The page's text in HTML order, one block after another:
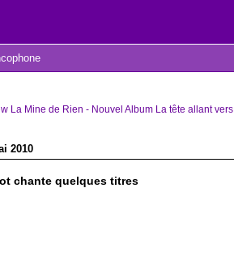
La Mine de Rien - Nouvel Album La tête allant vers
2010
chante quelques titres